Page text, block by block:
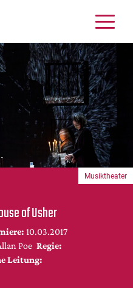
of Usher
10.03.2017
Poe Regie:
Leitung:
Musiktheater